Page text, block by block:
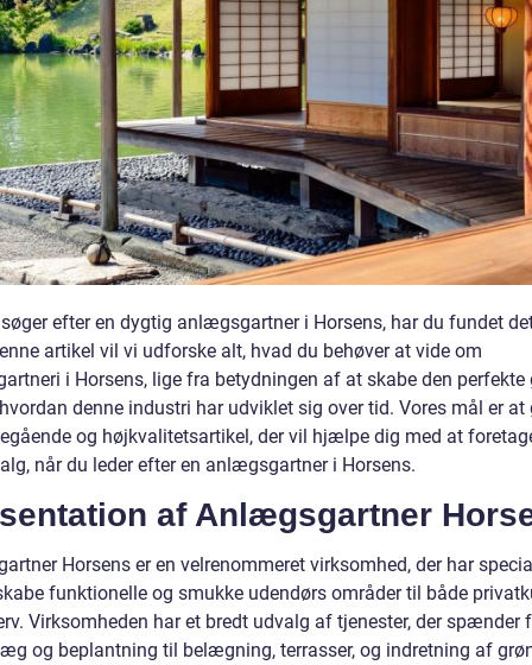
efter en dygtig anlægsgartner i Horsens, har du fundet
artikel vil vi udforske alt, hvad du behøver at vide om
i Horsens, lige fra betydningen af at skabe den perfekte
denne industri har udviklet sig over tid. Vores mål er at
og højkvalitetsartikel, der vil hjælpe dig med at
når du leder efter en anlægsgartner i Horsens.
af Anlægsgartner
Horsens er en velrenommeret virksomhed, der har
funktionelle og smukke udendørs områder til både
Virksomheden har et bredt udvalg af tjenester, der spænder
og beplantning til belægning, terrasser, og indretning af